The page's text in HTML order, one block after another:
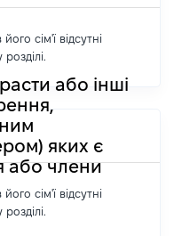
сім'ї відсутні
або інші
яких є
або члени
сім'ї відсутні